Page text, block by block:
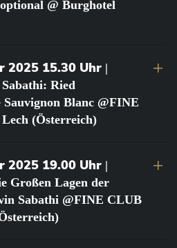
@ Burghotel
2025 15.30 Uhr |
Ried
Blanc @FINE
(Österreich)
2025 19.00 Uhr |
Großen Lagen der
Sabathi @FINE CLUB